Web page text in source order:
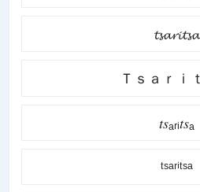
𝓽𝓼𝓪𝓻𝓲𝓽𝓼𝓪
Ｔｓａｒｉ
𝑡𝑠ₐᵣᵢ𝑡𝑠ₐ
ᵗˢᵃʳⁱᵗˢᵃ